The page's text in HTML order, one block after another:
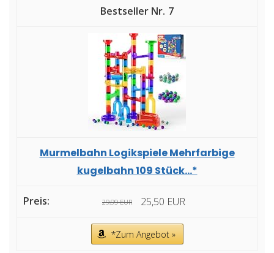
7
Murmelbahn Logikspiele Mehrfarbige
kugelbahn 109 Stück...*
29,99 EUR 25,50 EUR
*Zum Angebot »